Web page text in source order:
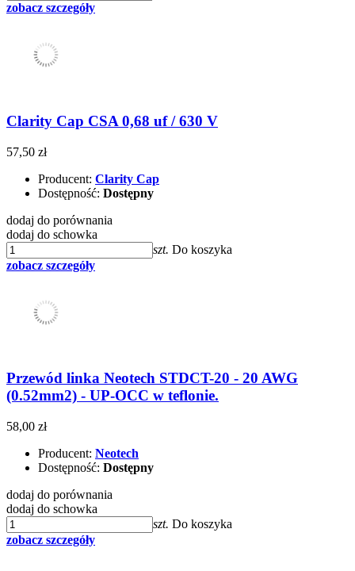
zobacz szczegóły
Clarity Cap CSA 0,68 uf / 630 V
57,50 zł
Producent: Clarity Cap
Dostępność: Dostępny
dodaj do porównania
dodaj do schowka
szt. Do koszyka
zobacz szczegóły
Przewód linka Neotech STDCT-20 - 20 AWG
(0.52mm2) - UP-OCC w teflonie.
58,00 zł
Producent: Neotech
Dostępność: Dostępny
dodaj do porównania
dodaj do schowka
szt. Do koszyka
zobacz szczegóły